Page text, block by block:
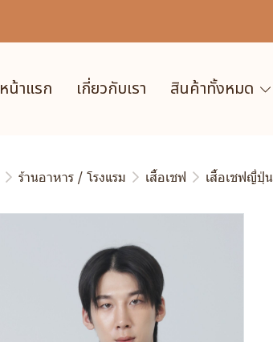
หน้าแรก เกี่ยวกับเรา สินค้าทั้งหมด
ร้านอาหาร / โรงแรม เสื้อเชฟ เสื้อเชฟญี่ปุ่น